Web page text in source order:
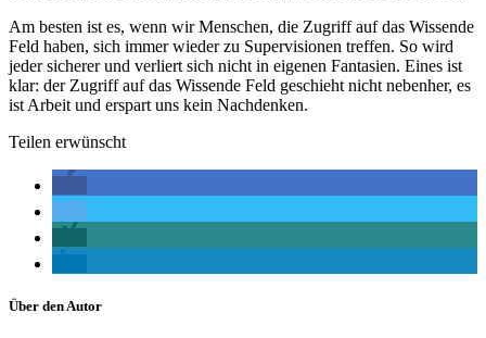
Am besten ist es, wenn wir Menschen, die Zugriff auf das Wissende
Feld haben, sich immer wieder zu Supervisionen treffen. So wird
jeder sicherer und verliert sich nicht in eigenen Fantasien. Eines ist
klar: der Zugriff auf das Wissende Feld geschieht nicht nebenher, es
ist Arbeit und erspart uns kein Nachdenken.
Teilen erwünscht
Über den Autor